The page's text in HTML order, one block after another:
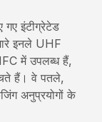
इंटीग्रेटेड
इनले UHF
में उपलब्ध हैं,
हैं। वे पतले,
अनुप्रयोगों के